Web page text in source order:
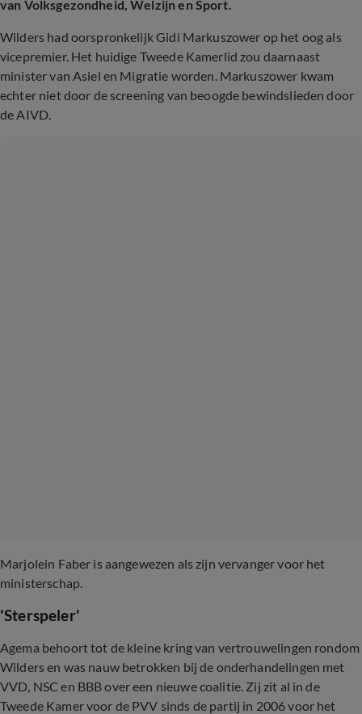
van Volksgezondheid, Welzijn en Sport.
Wilders had oorspronkelijk Gidi Markuszower op het oog als
vicepremier. Het huidige Tweede Kamerlid zou daarnaast
minister van Asiel en Migratie worden. Markuszower kwam
echter niet door de screening van beoogde bewindslieden door
de AIVD.
Marjolein Faber is aangewezen als zijn vervanger voor het
ministerschap.
'Sterspeler'
Agema behoort tot de kleine kring van vertrouwelingen rondom
Wilders en was nauw betrokken bij de onderhandelingen met
VVD, NSC en BBB over een nieuwe coalitie. Zij zit al in de
Tweede Kamer voor de PVV sinds de partij in 2006 voor het